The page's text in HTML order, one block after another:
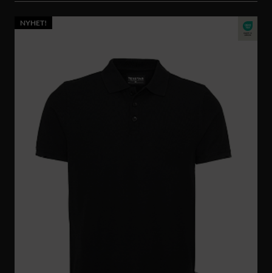
NYHET!